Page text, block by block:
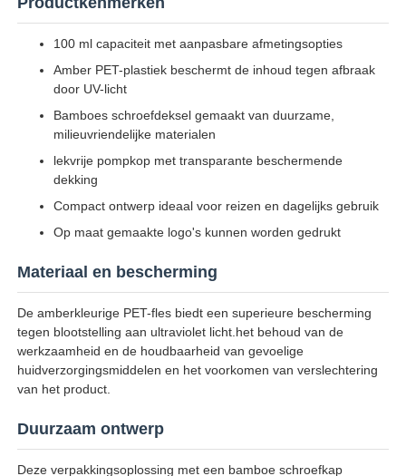
Thuis
Over ons
100 ml capaciteit met aanpasbare afmetingsopties
Amber PET-plastiek beschermt de inhoud tegen afbraak
door UV-licht
Bamboes schroefdeksel gemaakt van duurzame,
milieuvriendelijke materialen
lekvrije pompkop met transparante beschermende
dekking
Compact ontwerp ideaal voor reizen en dagelijks gebruik
Op maat gemaakte logo's kunnen worden gedrukt
Materiaal en bescherming
De amberkleurige PET-fles biedt een superieure bescherming
tegen blootstelling aan ultraviolet licht.het behoud van de
werkzaamheid en de houdbaarheid van gevoelige
huidverzorgingsmiddelen en het voorkomen van verslechtering
van het product.
Duurzaam ontwerp
Deze verpakkingsoplossing met een bamboe schroefkap